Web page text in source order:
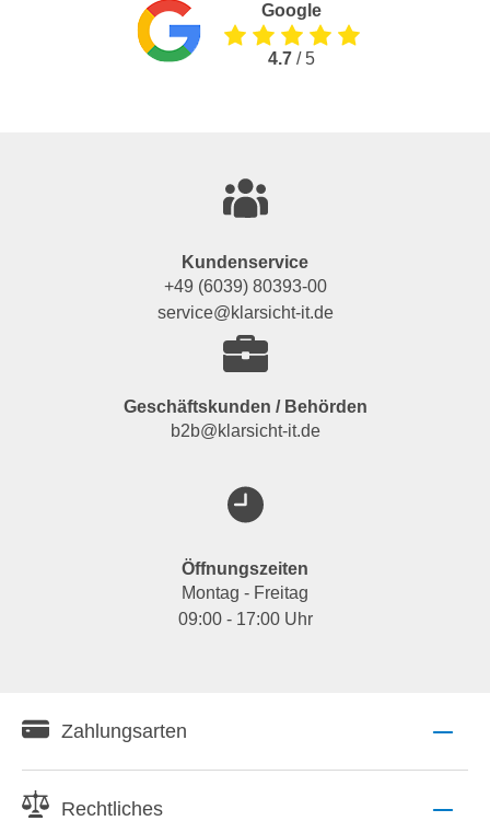
Google
4.7 / 5
Kundenservice
+49 (6039) 80393-00
service@klarsicht-it.de
Geschäftskunden / Behörden
b2b@klarsicht-it.de
Öffnungszeiten
Montag - Freitag
09:00 - 17:00 Uhr
Zahlungsarten
Rechtliches